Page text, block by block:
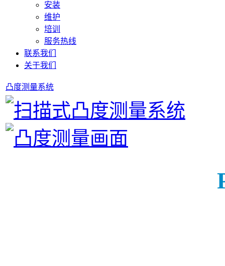
安装
维护
培训
服务热线
联系我们
关于我们
凸度测量系统